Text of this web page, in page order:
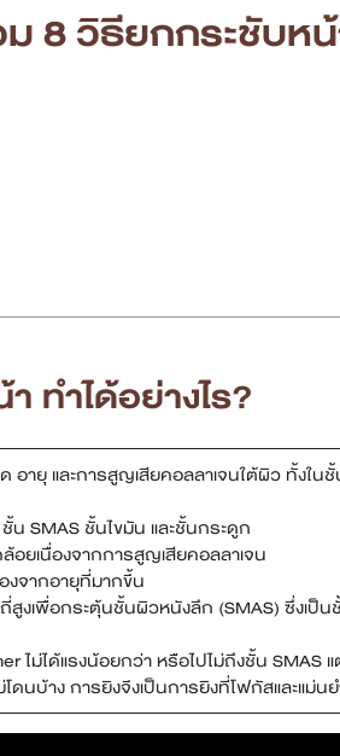
8 วิธียกกระชับห
ทำได้อย่างไร?
ยุ และการสูญเสียคอลลาเจนใต้ผิว ทั้งในชั้
SMAS ชั้นไขมัน และชั้นกระดูก
อยเนื่องจากการสูญเสียคอลลาเจน
งจากอายุที่มากขึ้น
งเพื่อกระตุ้นชั้นผิวหนังลึก (SMAS) ซึ่งเป็
ไม่ได้แรงน้อยกว่า หรือไปไม่ถึงชั้น SMAS
ดนบ้าง การยิงจึงเป็นการยิงที่โฟกัสและแม่น